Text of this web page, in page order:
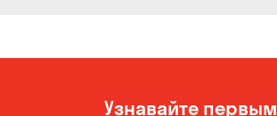
Узнавайте первым